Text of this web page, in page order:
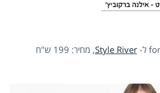
Style River, מחיר: 199 ש"ח